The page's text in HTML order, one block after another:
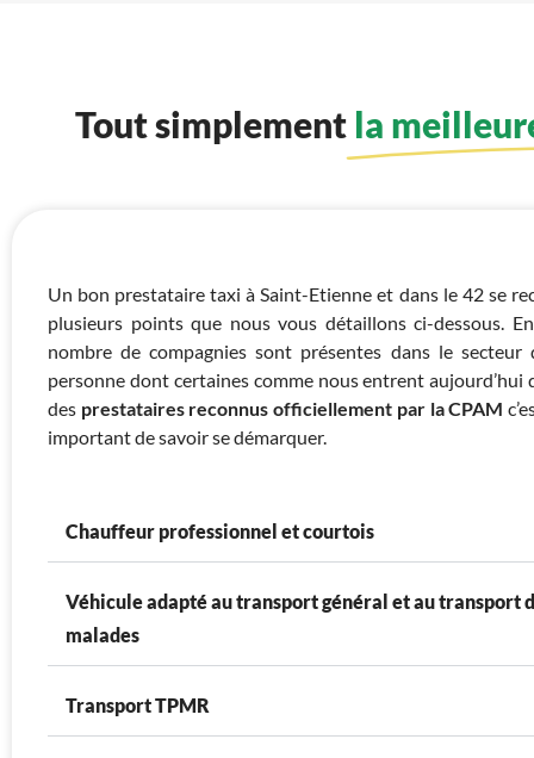
Tout simplement la
Un bon prestataire taxi à Saint-Etienne et dans le 42 se
plusieurs points que nous vous détaillons ci-dessous.
nombre de compagnies sont présentes dans le
personne dont certaines comme nous entrent aujourd’hui
des prestataires reconnus officiellement par la CPAM
important de savoir se démarquer.
Chauffeur professionnel et courtois
Véhicule adapté au transport général et au transport
malades
Transport TPMR